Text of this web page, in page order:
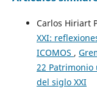
Carlos Hiriart
XXI:
ICOMOS ,
22 Patrimonio
del siglo XXI